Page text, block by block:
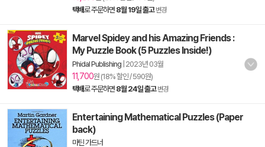
택배로 주문하면 8월 19일 출고 변경
Marvel Spidey and his Amazing Friends :
My Puzzle Book (5 Puzzles Inside!)
Phidal Publishing 2023년 03월
11,700원 (18% 할인 / 590원)
택배로 주문하면 8월 24일 출고 변경
Entertaining Mathematical Puzzles (Paper
back)
마틴 가드너